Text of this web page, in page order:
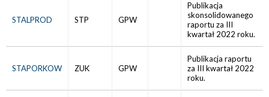
STALPROD STP GPW
Publikacja
skonsolidowanego
raportu za III
kwartał 2022 roku.
STAPORKOW ZUK GPW
Publikacja raportu
za III kwartał 2022
roku.